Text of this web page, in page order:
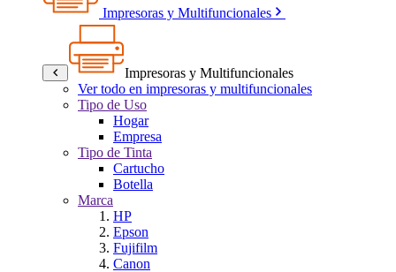
Impresoras y Multifuncionales
Impresoras y Multifuncionales
Ver todo en impresoras y multifuncionales
Tipo de Uso
Hogar
Empresa
Tipo de Tinta
Cartucho
Botella
Marca
HP
Epson
Fujifilm
Canon